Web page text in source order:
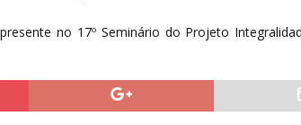
no 17º Seminário do Projeto